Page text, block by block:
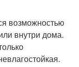
возможностью
внутри дома.